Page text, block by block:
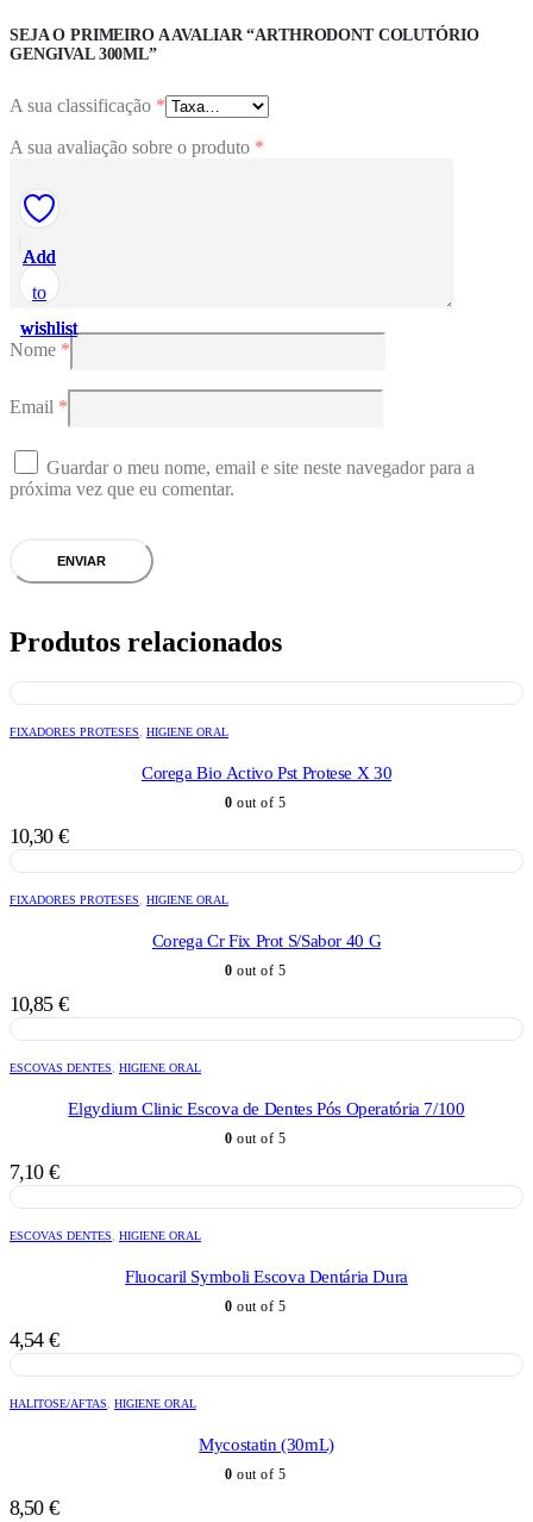
SEJA O PRIMEIRO A AVALIAR “ARTHRODONT COLUTÓRIO
GENGIVAL 300ML”
A sua classificação *
A sua avaliação sobre o produto *
Nome *
Email *
Guardar o meu nome, email e site neste navegador para a
próxima vez que eu comentar.
Produtos relacionados
Add
to
wishlist
FIXADORES PROTESES, HIGIENE ORAL
Corega Bio Activo Pst Protese X 30
0 out of 5
10,30 €
Add
to
wishlist
FIXADORES PROTESES, HIGIENE ORAL
Corega Cr Fix Prot S/Sabor 40 G
0 out of 5
10,85 €
Add
to
wishlist
ESCOVAS DENTES, HIGIENE ORAL
Elgydium Clinic Escova de Dentes Pós Operatória 7/100
0 out of 5
7,10 €
Add
to
wishlist
ESCOVAS DENTES, HIGIENE ORAL
Fluocaril Symboli Escova Dentária Dura
0 out of 5
4,54 €
Add
to
wishlist
HALITOSE/AFTAS, HIGIENE ORAL
Mycostatin (30mL)
0 out of 5
8,50 €